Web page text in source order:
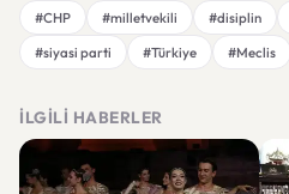
#CHP #milletvekili #disiplin
#siyasi parti
#Türkiye #Meclis
İLGILI HABERLER